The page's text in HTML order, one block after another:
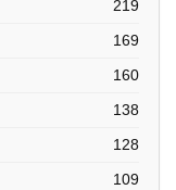
219
169
160
138
128
109